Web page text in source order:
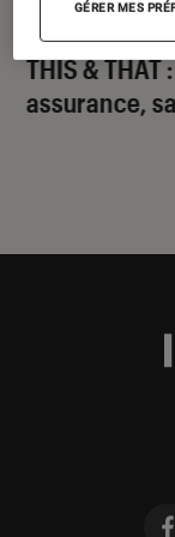
THIS & THAT:
assurance,
Musique •
GÉRER MES